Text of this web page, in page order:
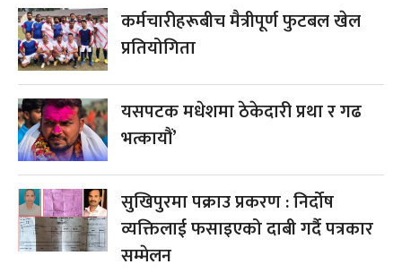
कर्मचारीहरूबीच मैत्रीपूर्ण फुटबल खेल
प्रतियोगिता
यसपटक मधेशमा ठेकेदारी प्रथा र गढ
भत्कायौं’
सुखिपुरमा पक्राउ प्रकरण : निर्दोष
व्यक्तिलाई फसाइएको दाबी गर्दै पत्रकार
सम्मेलन